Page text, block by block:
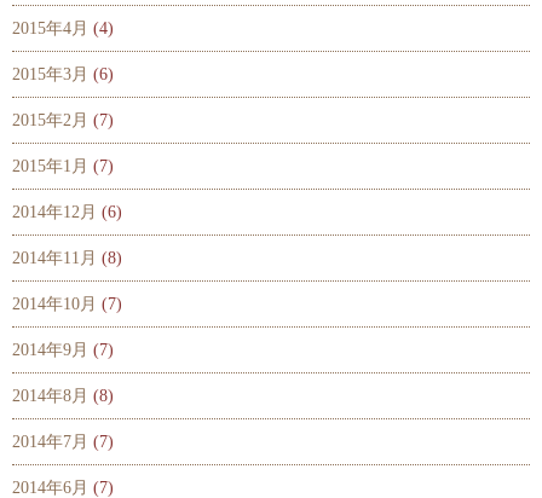
2015年4月 (4)
2015年3月 (6)
2015年2月 (7)
2015年1月 (7)
2014年12月 (6)
2014年11月 (8)
2014年10月 (7)
2014年9月 (7)
2014年8月 (8)
2014年7月 (7)
2014年6月 (7)